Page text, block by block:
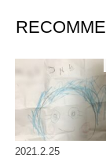
2021.2.25